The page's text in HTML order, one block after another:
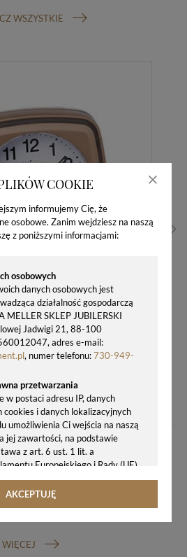
COOKIE
informujemy Cię, że
osobowe. Zanim wejdziesz na naszą
z poniższymi informacjami:
osobowych
danych osobowych jest
działalność gospodarczą
MELLER SKLEP JUBILERSKI
Jadwigi 21, 88-100
adres e-mail:
, numer telefonu:730-949-
przetwarzania
w postaci adresu IP, danych
i danych lokalizacyjnych
umożliwienia Ci wejścia na naszą
jej zawartości, na podstawie
z art. 6 ust. 1 lit. a
Europejskiego i Rady (UE)
r. w sprawie ochrony osób
z przetwarzaniem danych
AKCEPTUJĘ
WSZYSTKIE
JVD KWADRAT RÓŻOWE ZŁOTO
67,00 zł
WIĘCEJ